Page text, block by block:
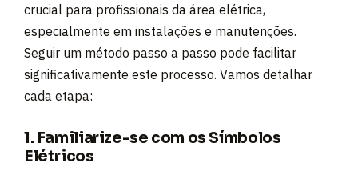
crucial para profissionais da área elétrica,
especialmente em instalações e manutenções.
Seguir um método passo a passo pode facilitar
significativamente este processo. Vamos detalhar
cada etapa:
1. Familiarize-se com os Símbolos
Elétricos